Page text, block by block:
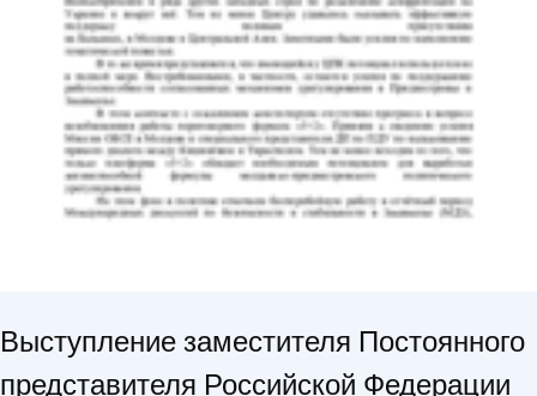
Выступление заместителя Постоянного
представителя Российской Федерации